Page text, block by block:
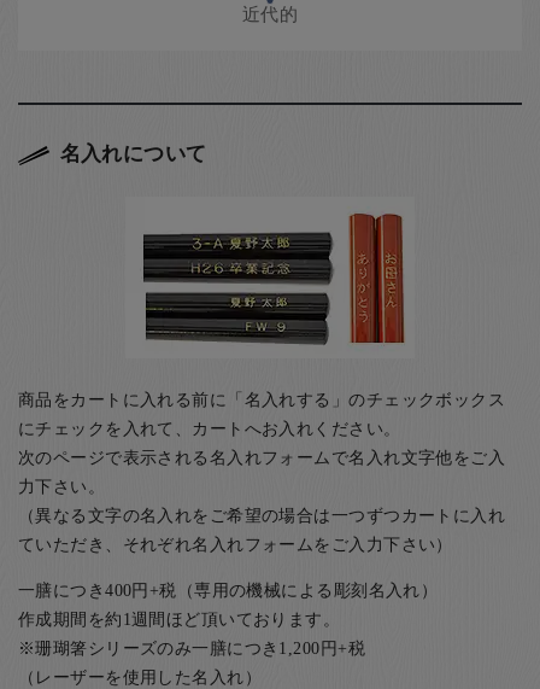
名入れについて
商品をカートに入れる前に「名入れする」のチェックボックス
にチェックを入れて、カートへお入れください。
次のページで表示される名入れフォームで名入れ文字他をご入
力下さい。
（異なる文字の名入れをご希望の場合は一つずつカートに入れ
ていただき、それぞれ名入れフォームをご入力下さい）
一膳につき400円+税（専用の機械による彫刻名入れ）
作成期間を約1週間ほど頂いております。
※珊瑚箸シリーズのみ一膳につき1,200円+税
（レーザーを使用した名入れ）